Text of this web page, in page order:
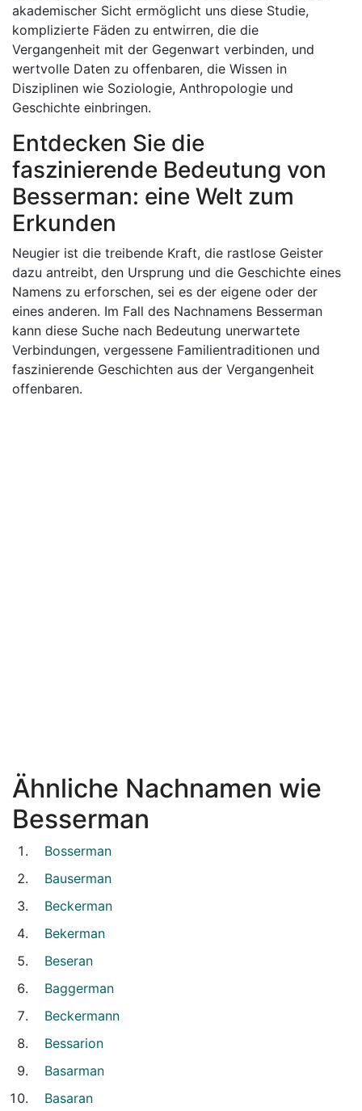
akademischer Sicht ermöglicht uns diese Studie,
komplizierte Fäden zu entwirren, die die
Vergangenheit mit der Gegenwart verbinden, und
wertvolle Daten zu offenbaren, die Wissen in
Disziplinen wie Soziologie, Anthropologie und
Geschichte einbringen.
Entdecken Sie die
faszinierende Bedeutung von
Besserman: eine Welt zum
Erkunden
Neugier ist die treibende Kraft, die rastlose Geister
dazu antreibt, den Ursprung und die Geschichte eines
Namens zu erforschen, sei es der eigene oder der
eines anderen. Im Fall des Nachnamens Besserman
kann diese Suche nach Bedeutung unerwartete
Verbindungen, vergessene Familientraditionen und
faszinierende Geschichten aus der Vergangenheit
offenbaren.
Ähnliche Nachnamen wie
Besserman
Bosserman
Bauserman
Beckerman
Bekerman
Beseran
Baggerman
Beckermann
Bessarion
Basarman
Basaran